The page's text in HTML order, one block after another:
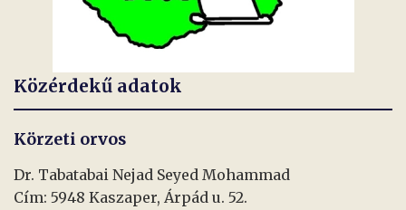
Közérdekű adatok
Körzeti orvos
Dr. Tabatabai Nejad Seyed Mohammad
Cím: 5948 Kaszaper, Árpád u. 52.